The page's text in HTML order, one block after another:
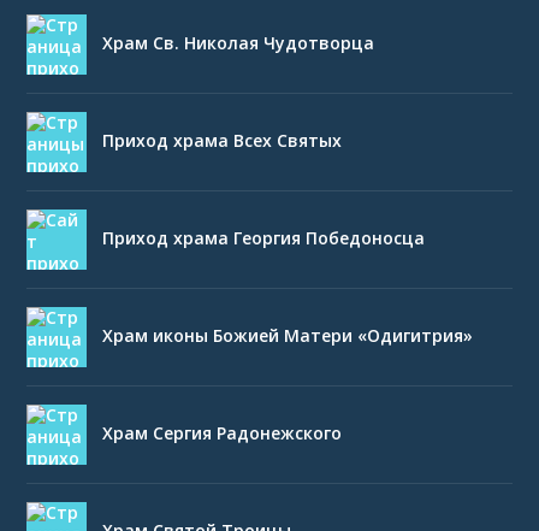
Храм Св. Николая Чудотворца
Приход храма Всех Святых
Приход храма Георгия Победоносца
Храм иконы Божией Матери «Одигитрия»
Храм Сергия Радонежского